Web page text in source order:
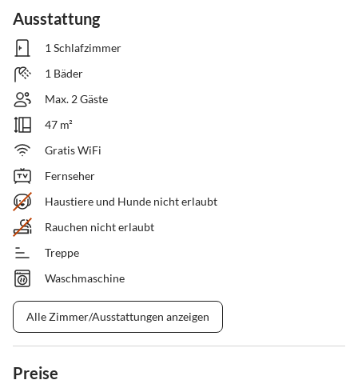
Ausstattung
1 Schlafzimmer
1 Bäder
Max. 2 Gäste
47 m²
Gratis WiFi
Fernseher
Haustiere und Hunde nicht erlaubt
Rauchen nicht erlaubt
Treppe
Waschmaschine
Alle Zimmer/Ausstattungen anzeigen
Preise